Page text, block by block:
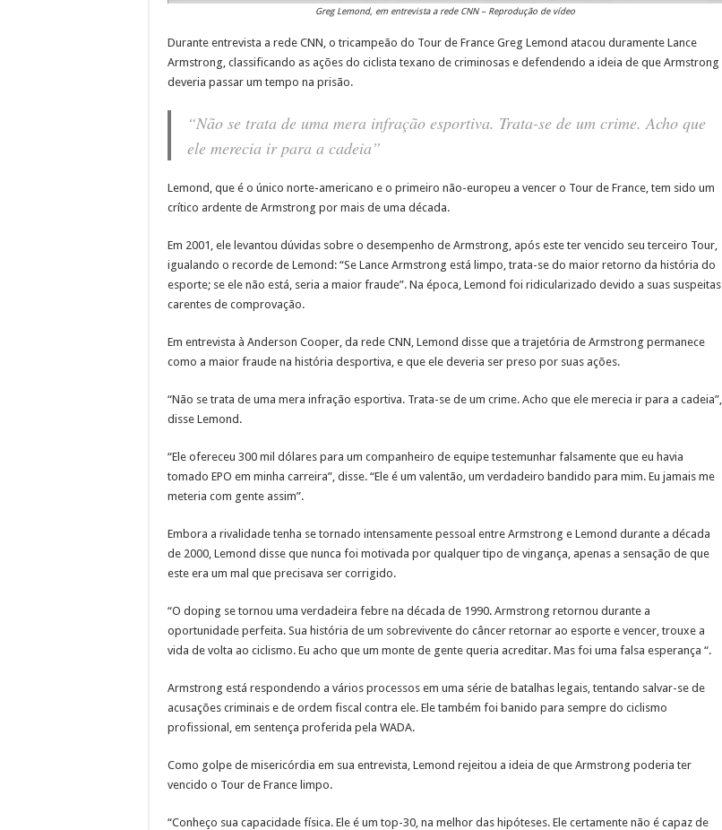
Greg Lemond, em entrevista a rede CNN – Reprodução de vídeo
Durante entrevista a rede CNN, o tricampeão do Tour de France Greg Lemond atacou duramente Lance
Armstrong, classificando as ações do ciclista texano de criminosas e defendendo a ideia de que Armstrong
deveria passar um tempo na prisão.
“Não se trata de uma mera infração esportiva. Trata-se de um crime. Acho que
ele merecia ir para a cadeia”
Lemond, que é o único norte-americano e o primeiro não-europeu a vencer o Tour de France, tem sido um
crítico ardente de Armstrong por mais de uma década.
Em 2001, ele levantou dúvidas sobre o desempenho de Armstrong, após este ter vencido seu terceiro Tour,
igualando o recorde de Lemond: “Se Lance Armstrong está limpo, trata-se do maior retorno da história do
esporte; se ele não está, seria a maior fraude”. Na época, Lemond foi ridicularizado devido a suas suspeitas
carentes de comprovação.
Em entrevista à Anderson Cooper, da rede CNN, Lemond disse que a trajetória de Armstrong permanece
como a maior fraude na história desportiva, e que ele deveria ser preso por suas ações.
“Não se trata de uma mera infração esportiva. Trata-se de um crime. Acho que ele merecia ir para a cadeia”,
disse Lemond.
“Ele ofereceu 300 mil dólares para um companheiro de equipe testemunhar falsamente que eu havia
tomado EPO em minha carreira”, disse. “Ele é um valentão, um verdadeiro bandido para mim. Eu jamais me
meteria com gente assim”.
Embora a rivalidade tenha se tornado intensamente pessoal entre Armstrong e Lemond durante a década
de 2000, Lemond disse que nunca foi motivada por qualquer tipo de vingança, apenas a sensação de que
este era um mal que precisava ser corrigido.
“O doping se tornou uma verdadeira febre na década de 1990. Armstrong retornou durante a
oportunidade perfeita. Sua história de um sobrevivente do câncer retornar ao esporte e vencer, trouxe a
vida de volta ao ciclismo. Eu acho que um monte de gente queria acreditar. Mas foi uma falsa esperança “.
Armstrong está respondendo a vários processos em uma série de batalhas legais, tentando salvar-se de
acusações criminais e de ordem fiscal contra ele. Ele também foi banido para sempre do ciclismo
profissional, em sentença proferida pela WADA.
Como golpe de misericórdia em sua entrevista, Lemond rejeitou a ideia de que Armstrong poderia ter
vencido o Tour de France limpo.
“Conheço sua capacidade física. Ele é um top-30, na melhor das hipóteses. Ele certamente não é capaz de